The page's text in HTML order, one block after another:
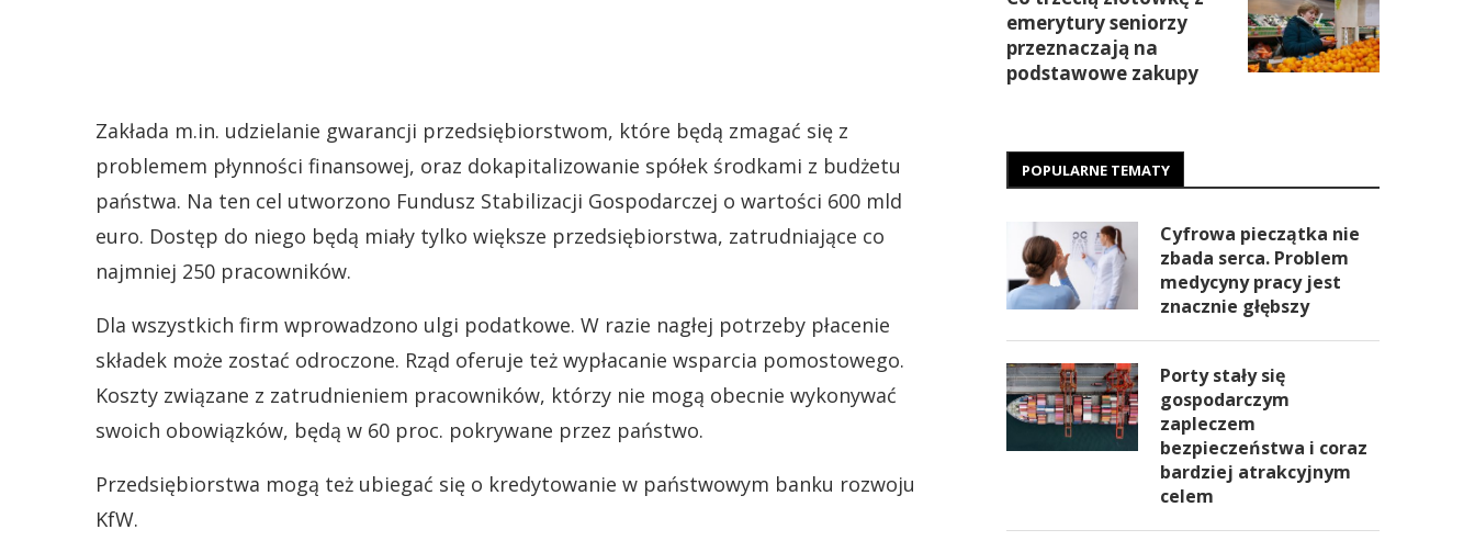
Zakłada m.in. udzielanie gwarancji przedsiębiorstwom, które będą zmagać się z
problemem płynności finansowej, oraz dokapitalizowanie spółek środkami z budżetu
państwa. Na ten cel utworzono Fundusz Stabilizacji Gospodarczej o wartości 600 mld
euro. Dostęp do niego będą miały tylko większe przedsiębiorstwa, zatrudniające co
najmniej 250 pracowników.
Dla wszystkich firm wprowadzono ulgi podatkowe. W razie nagłej potrzeby płacenie
składek może zostać odroczone. Rząd oferuje też wypłacanie wsparcia pomostowego.
Koszty związane z zatrudnieniem pracowników, którzy nie mogą obecnie wykonywać
swoich obowiązków, będą w 60 proc. pokrywane przez państwo.
Przedsiębiorstwa mogą też ubiegać się o kredytowanie w państwowym banku rozwoju
KfW.
emerytury seniorzy
przeznaczają na
podstawowe zakupy
POPULARNE TEMATY
Cyfrowa pieczątka nie
zbada serca. Problem
medycyny pracy jest
znacznie głębszy
Porty stały się
gospodarczym
zapleczem
bezpieczeństwa i coraz
bardziej atrakcyjnym
celem